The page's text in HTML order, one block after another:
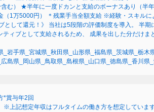
む） ★半年に一度ドカンと支給のボーナスあり（半
（1万5000円） ＊残業手当全額支給 ※経験・スキル
して還元！》 当社は5段階の評価制度を導入。 半期
ィブとして支給されるため、 成果を出した分だけま
岩手県_宮城県_秋田県_山形県_福島県_茨城県_栃
島県_岡山県_鳥取県_島根県_山口県_徳島県_香川
*賞与年2回
※上記想定年収はフルタイムの働き方を想定してい